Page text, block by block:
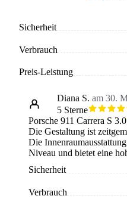
Sicherheit
Verbrauch
Preis-Leistung
Diana S. am 30.
5 Sterne
Porsche 911 Carrera S 3.0
Die Gestaltung ist
Die
Niveau und bietet eine
Die Performance
Wagen nimmt schnell
agil. Die Straßenlage ist
bleibt stets stabil, selbst
Sicherheit
Verbrauch